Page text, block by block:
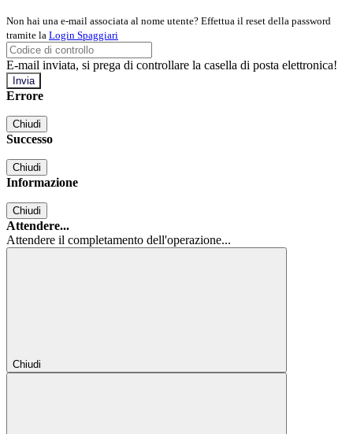
Non hai una e-mail associata al nome utente? Effettua il reset della password
tramite la Login Spaggiari
E-mail inviata, si prega di controllare la casella di posta elettronica!
Errore
Chiudi
Successo
Chiudi
Informazione
Chiudi
Attendere...
Attendere il completamento dell'operazione...
Chiudi